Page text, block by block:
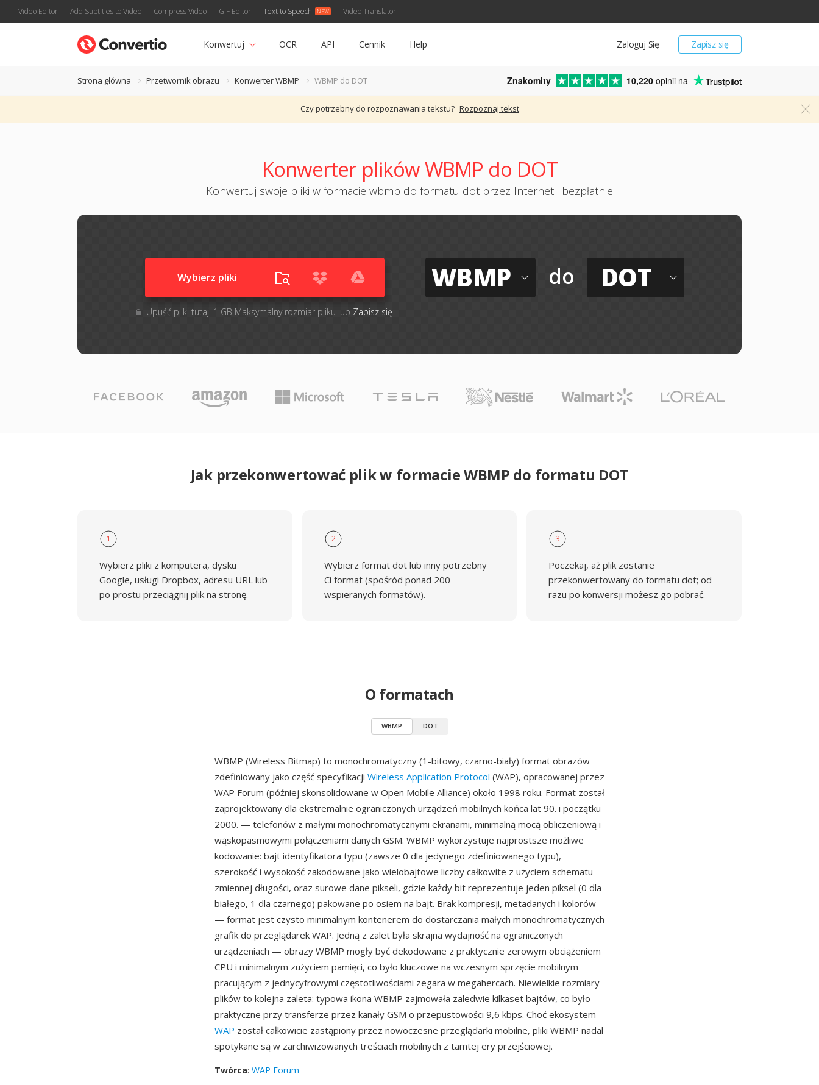
Video Editor Add Subtitles to Video Compress Video GIF Editor Text to Speech Video Translator
Zapisz się
Zaloguj Się
Konwertuj OCR API Cennik Help
Strona główna Przetwornik obrazu Konwerter WBMP WBMP do DOT Znakomity 10,220 opinii na
Czy potrzebny do rozpoznawania tekstu? Rozpoznaj tekst
Konwerter plików WBMP do DOT
Konwertuj swoje pliki w formacie wbmp do formatu dot przez Internet i bezpłatnie
Wybierz pliki
Upuść pliki tutaj. 1 GB Maksymalny rozmiar pliku lub Zapisz się
WBMP do DOT
Jak przekonwertować plik w formacie WBMP do formatu DOT
1
Wybierz pliki z komputera, dysku
Google, usługi Dropbox, adresu URL lub
po prostu przeciągnij plik na stronę.
2
Wybierz format dot lub inny potrzebny
Ci format (spośród ponad 200
wspieranych formatów).
3
Poczekaj, aż plik zostanie
przekonwertowany do formatu dot; od
razu po konwersji możesz go pobrać.
O formatach
WBMP DOT
WBMP (Wireless Bitmap) to monochromatyczny (1-bitowy, czarno-biały) format obrazów
zdefiniowany jako część specyfikacji Wireless Application Protocol (WAP), opracowanej przez
WAP Forum (później skonsolidowane w Open Mobile Alliance) około 1998 roku. Format został
zaprojektowany dla ekstremalnie ograniczonych urządzeń mobilnych końca lat 90. i początku
2000. — telefonów z małymi monochromatycznymi ekranami, minimalną mocą obliczeniową i
wąskopasmowymi połączeniami danych GSM. WBMP wykorzystuje najprostsze możliwe
kodowanie: bajt identyfikatora typu (zawsze 0 dla jedynego zdefiniowanego typu),
szerokość i wysokość zakodowane jako wielobajtowe liczby całkowite z użyciem schematu
zmiennej długości, oraz surowe dane pikseli, gdzie każdy bit reprezentuje jeden piksel (0 dla
białego, 1 dla czarnego) pakowane po osiem na bajt. Brak kompresji, metadanych i kolorów
— format jest czysto minimalnym kontenerem do dostarczania małych monochromatycznych
grafik do przeglądarek WAP. Jedną z zalet była skrajna wydajność na ograniczonych
urządzeniach — obrazy WBMP mogły być dekodowane z praktycznie zerowym obciążeniem
CPU i minimalnym zużyciem pamięci, co było kluczowe na wczesnym sprzęcie mobilnym
pracującym z jednycyfrowymi częstotliwościami zegara w megahercach. Niewielkie rozmiary
plików to kolejna zaleta: typowa ikona WBMP zajmowała zaledwie kilkaset bajtów, co było
praktyczne przy transferze przez kanały GSM o przepustowości 9,6 kbps. Choć ekosystem
WAP został całkowicie zastąpiony przez nowoczesne przeglądarki mobilne, pliki WBMP nadal
spotykane są w zarchiwizowanych treściach mobilnych z tamtej ery przejściowej.
Twórca: WAP Forum